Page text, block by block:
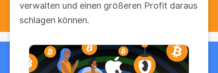
verwalten und einen größeren Profit daraus
schlagen können.